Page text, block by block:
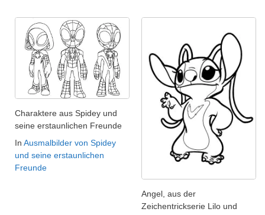
Charaktere aus Spidey und
seine erstaunlichen Freunde
In Ausmalbilder von Spidey
und seine erstaunlichen
Freunde
Angel, aus der
Zeichentrickserie Lilo und